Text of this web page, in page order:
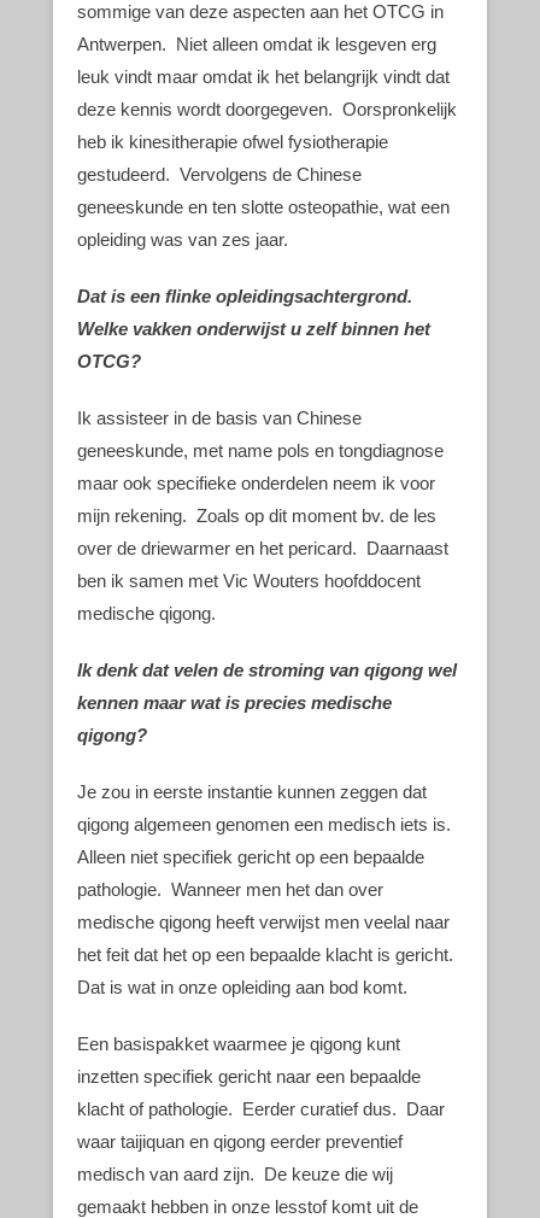
sommige van deze aspecten aan het OTCG in
Antwerpen. Niet alleen omdat ik lesgeven erg
leuk vindt maar omdat ik het belangrijk vindt dat
deze kennis wordt doorgegeven. Oorspronkelijk
heb ik kinesitherapie ofwel fysiotherapie
gestudeerd. Vervolgens de Chinese
geneeskunde en ten slotte osteopathie, wat een
opleiding was van zes jaar.
Dat is een flinke opleidingsachtergrond.
Welke vakken onderwijst u zelf binnen het
OTCG?
Ik assisteer in de basis van Chinese
geneeskunde, met name pols en tongdiagnose
maar ook specifieke onderdelen neem ik voor
mijn rekening. Zoals op dit moment bv. de les
over de driewarmer en het pericard. Daarnaast
ben ik samen met Vic Wouters hoofddocent
medische qigong.
Ik denk dat velen de stroming van qigong wel
kennen maar wat is precies medische
qigong?
Je zou in eerste instantie kunnen zeggen dat
qigong algemeen genomen een medisch iets is.
Alleen niet specifiek gericht op een bepaalde
pathologie. Wanneer men het dan over
medische qigong heeft verwijst men veelal naar
het feit dat het op een bepaalde klacht is gericht.
Dat is wat in onze opleiding aan bod komt.
Een basispakket waarmee je qigong kunt
inzetten specifiek gericht naar een bepaalde
klacht of pathologie. Eerder curatief dus. Daar
waar taijiquan en qigong eerder preventief
medisch van aard zijn. De keuze die wij
gemaakt hebben in onze lesstof komt uit de